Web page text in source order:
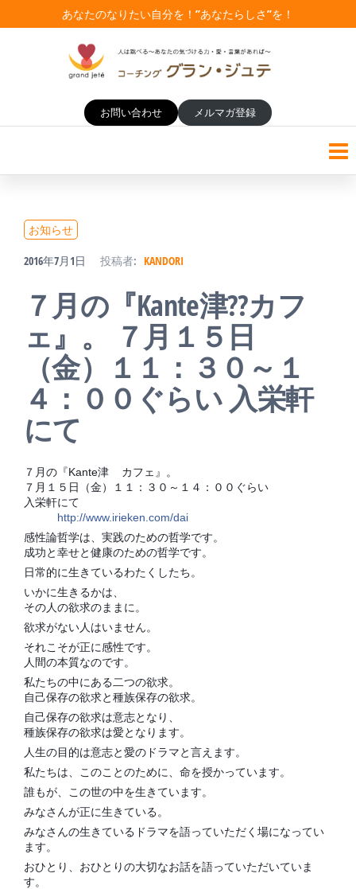
へ
あなたのなりたい自分を！”あなたらしさ”を！
コーチング・グランジュテ
【女性管理職のコーチング研
女性校長からプロコーチへ！
女性管理職の方々の悩みに寄
り添い、学校教育にコーチン
お問い合わせ メルマガ登録
お知らせ
2016年7月1日 投稿者: KANDORI
７月の『Kante津??カフ
ェ』。 ７月１５日
（金）１１：３０～１
４：００ぐらい 入栄軒
にて
７月の『Kante津
カフェ』。
７月１５日（金）１１：３０～１４：００ぐらい
入栄軒にて
http://www.irieken.com/dai
感性論哲学は、実践のための哲学です。
成功と幸せと健康のための哲学です。
日常的に生きているわたくしたち。
いかに生きるかは、
その人の欲求のままに。
欲求がない人はいません。
それこそが正に感性です。
人間の本質なのです。
私たちの中にある二つの欲求。
自己保存の欲求と種族保存の欲求。
自己保存の欲求は意志となり、
種族保存の欲求は愛となります。
人生の目的は意志と愛のドラマと言えます。
私たちは、このことのために、命を授かっています。
誰もが、この世の中を生きています。
みなさんが正に生きている。
みなさんの生きているドラマを語っていただく場になってい
ます。
おひとり、おひとりの大切なお話を語っていただいていま
す。